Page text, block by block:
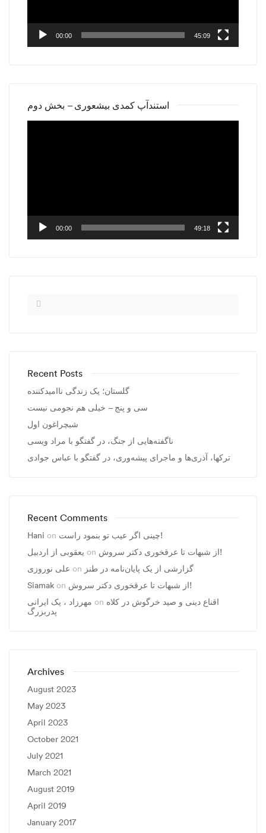
00:00 45:09
استندآپ کمدی بیشعوری – بخش دوم
00:00 49:18
Recent Posts
گلستان؛ یک زندگی ناامیدکننده
سی و پنج – خیلی هم نجومی نیست
شبچراغون اول
ناگفته‌هایی از جنگ، در گفتگو با مراد ویسی
ترکها، آذری‌ها و ماجرای پیشه‌وری، در گفتگو با عباس جوادی
Recent Comments
Hani on
چینی اگر عیب تو بنمود راست!
یعقوبی از اردبیل on
از شبهات تا عرقخوری دکتر سروش!
علی نوروزی on گزارشی از یک پایان‌نامه در طنز
Siamak on
از شبهات تا عرقخوری دکتر سروش!
مهرزاد ، يک ايرانی on اقناع دینی و صید خرگوش در کلاه
پدربزرگ
Archives
August 2023
May 2023
April 2023
October 2021
July 2021
March 2021
August 2019
April 2019
January 2017